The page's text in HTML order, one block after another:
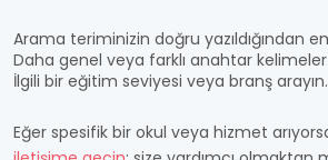
Arama teriminizin doğru yazıldığından
Daha genel veya farklı anahtar kelimeler
İlgili bir eğitim seviyesi veya branş arayın.
Eğer spesifik bir okul veya hizmet